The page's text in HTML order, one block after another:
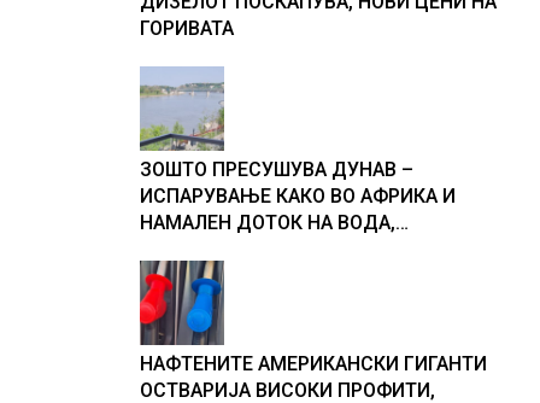
ГОРИВАТА
ЗОШТО ПРЕСУШУВА ДУНАВ –
ИСПАРУВАЊЕ КАКО ВО АФРИКА И
НАМАЛЕН ДОТОК НА ВОДА,
Србија
НАФТЕНИТЕ АМЕРИКАНСКИ ГИГАНТИ
ОСТВАРИЈА ВИСОКИ ПРОФИТИ,